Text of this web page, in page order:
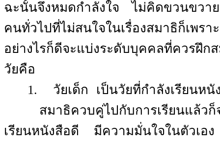
ฉะนั้นจึงหมดกำลังใจ ไม่คิดขวนขวา
คนทั่วไปที่ไม่สนใจในเรื่องสมาธิก็เพรา
อย่างไรก็ดีจะแบ่งระดับบุคคลที่ควรฝึ
วัยคือ
1.
วัยเด็ก
เป็นวัยที่กำลังเรียนหนั
สมาธิควบคู่ไปกับการเรียนแล้วก็
เรียนหนังสือดี มีความมั่นใจในตัวเอง